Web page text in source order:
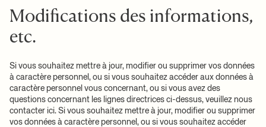
Modifications des informations,
etc.
Si vous souhaitez mettre à jour, modifier ou supprimer vos données
à caractère personnel, ou si vous souhaitez accéder aux données à
caractère personnel vous concernant, ou si vous avez des
questions concernant les lignes directrices ci-dessus, veuillez nous
contacter ici. Si vous souhaitez mettre à jour, modifier ou supprimer
vos données à caractère personnel, ou si vous souhaitez accéder